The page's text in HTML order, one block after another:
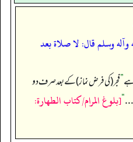
وسلم قال: ‏‏‏‏لا صلاة بعد
ہے”فجر (کی فرض نماز) کے بعد صرف دو
. .
“[بلوغ المرام/كتاب الطهارة: